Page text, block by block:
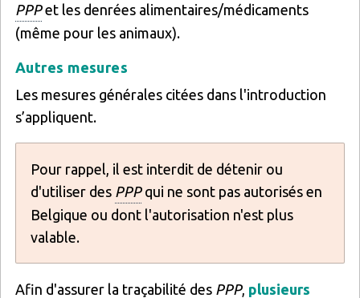
PPPet les denrées alimentaires/médicaments
(même pour les animaux).
Autres mesures
Les mesures générales citées dans l'introduction
s’appliquent.
Pour rappel, il est interdit de détenir ou
d'utiliser des PPPqui ne sont pas autorisés en
Belgique ou dont l'autorisation n'est plus
valable.
Afin d'assurer la traçabilité des PPP, plusieurs